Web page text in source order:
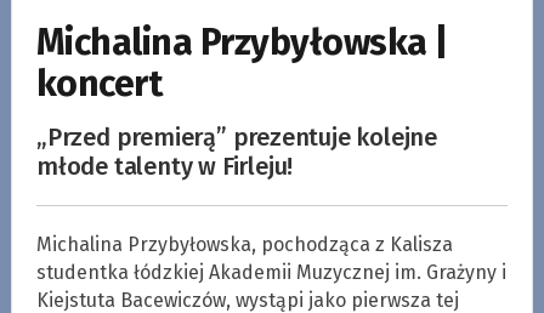
Michalina Przybyłowska |
koncert
„Przed premierą” prezentuje kolejne
młode talenty w Firleju!
Michalina Przybyłowska, pochodząca z Kalisza
studentka łódzkiej Akademii Muzycznej im. Grażyny i
Kiejstuta Bacewiczów, wystąpi jako pierwsza tej